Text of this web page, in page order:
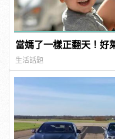
當媽了一樣正翻天！好
生活話題